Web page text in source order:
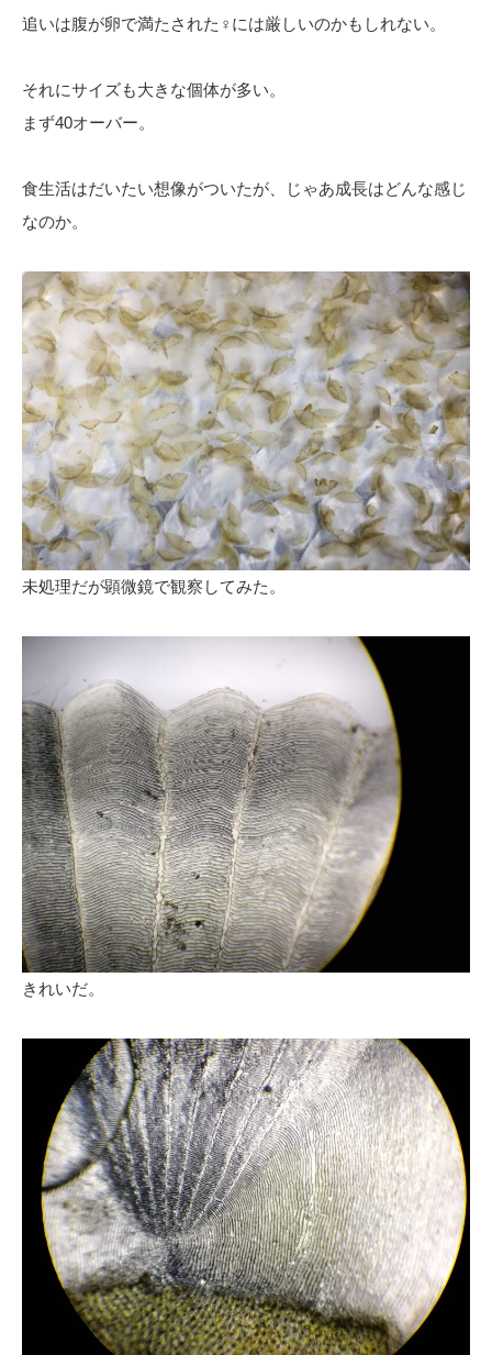
追いは腹が卵で満たされた♀には厳しいのかもしれない。
それにサイズも大きな個体が多い。
まず40オーバー。
食生活はだいたい想像がついたが、じゃあ成長はどんな感じ
なのか。
未処理だが顕微鏡で観察してみた。
きれいだ。